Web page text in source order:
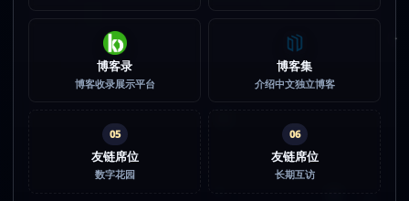
博客录
博客收录展示平台
博客集
介绍中文独立博客
05
友链席位
数字花园
06
友链席位
长期互访